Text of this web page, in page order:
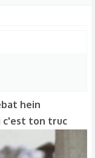
hein
c'est ton truc